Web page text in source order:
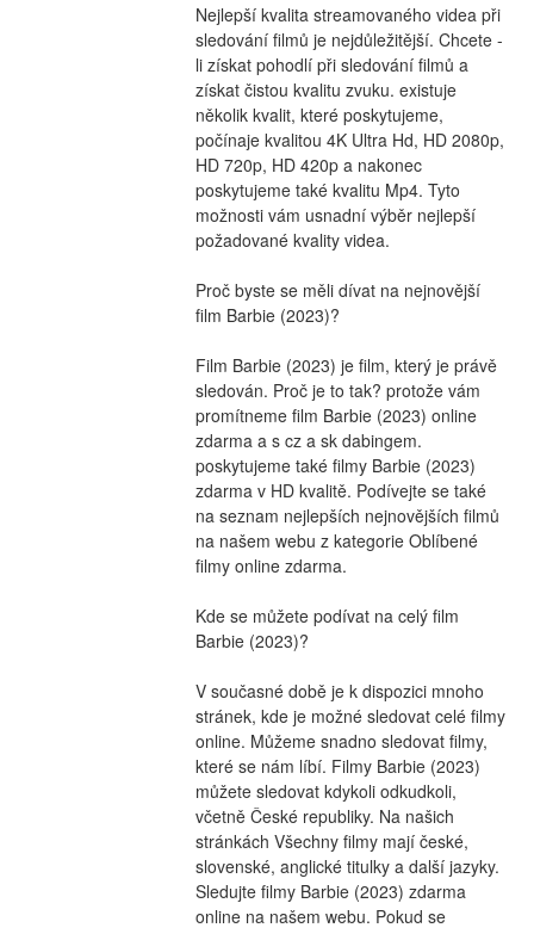
Nejlepší kvalita streamovaného videa při
sledování filmů je nejdůležitější. Chcete -
li získat pohodlí při sledování filmů a
získat čistou kvalitu zvuku. existuje
několik kvalit, které poskytujeme,
počínaje kvalitou 4K Ultra Hd, HD 2080p,
HD 720p, HD 420p a nakonec
poskytujeme také kvalitu Mp4. Tyto
možnosti vám usnadní výběr nejlepší
požadované kvality videa.
Proč byste se měli dívat na nejnovější
film Barbie (2023)?
Film Barbie (2023) je film, který je právě
sledován. Proč je to tak? protože vám
promítneme film Barbie (2023) online
zdarma a s cz a sk dabingem.
poskytujeme také filmy Barbie (2023)
zdarma v HD kvalitě. Podívejte se také
na seznam nejlepších nejnovějších filmů
na našem webu z kategorie Oblíbené
filmy online zdarma.
Kde se můžete podívat na celý film
Barbie (2023)?
V současné době je k dispozici mnoho
stránek, kde je možné sledovat celé filmy
online. Můžeme snadno sledovat filmy,
které se nám líbí. Filmy Barbie (2023)
můžete sledovat kdykoli odkudkoli,
včetně České republiky. Na našich
stránkách Všechny filmy mají české,
slovenské, anglické titulky a další jazyky.
Sledujte filmy Barbie (2023) zdarma
online na našem webu. Pokud se